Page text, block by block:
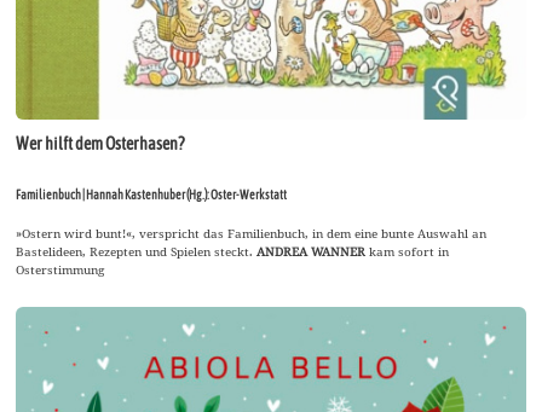
Wer hilft dem Osterhasen?
Familienbuch | Hannah Kastenhuber (Hg.): Oster-Werkstatt
»Ostern wird bunt!«, verspricht das Familienbuch, in dem eine bunte Auswahl an
Bastelideen, Rezepten und Spielen steckt.ANDREA WANNERkam sofort in
Osterstimmung